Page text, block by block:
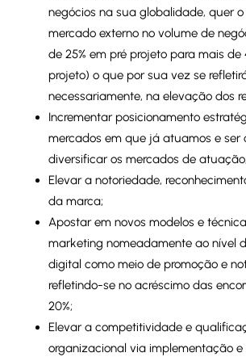
negócios na sua globalidade, quer
mercado externo no volume de
de 25% em pré projeto para mais de
projeto) o que por sua vez se
necessariamente, na elevação dos
Incrementar posicionamento
mercados em que já atuamos e ser
diversificar os mercados de atuação;
Elevar a notoriedade,
da marca;
Apostar em novos modelos e
marketing nomeadamente ao nível
digital como meio de promoção e
refletindo-se no acréscimo das
20%;
Elevar a competitividade e
organizacional via implementação